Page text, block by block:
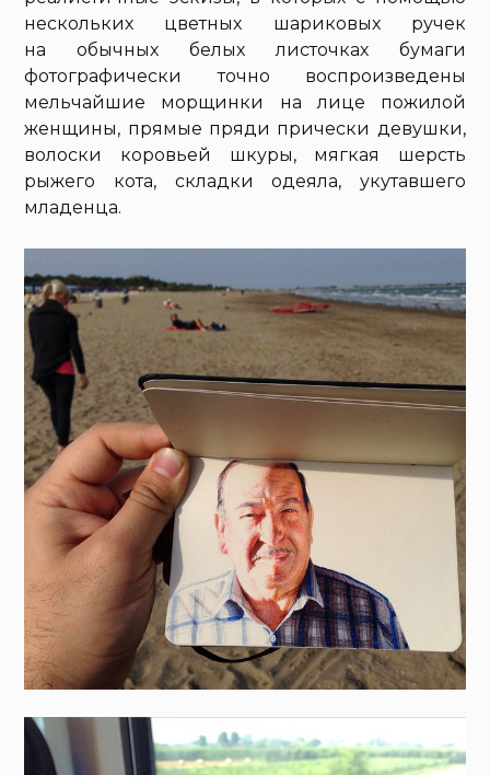
нескольких цветных шариковых ручек
на обычных белых листочках бумаги
фотографически точно воспроизведены
мельчайшие морщинки на лице пожилой
женщины, прямые пряди прически девушки,
волоски коровьей шкуры, мягкая шерсть
рыжего кота, складки одеяла, укутавшего
младенца.